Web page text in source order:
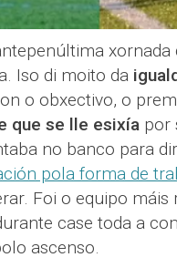
Iso di moito da
o obxectivo, o
que se lle esixíapor
no banco para
pola forma de
Foi o equipo
case toda a
ascenso.